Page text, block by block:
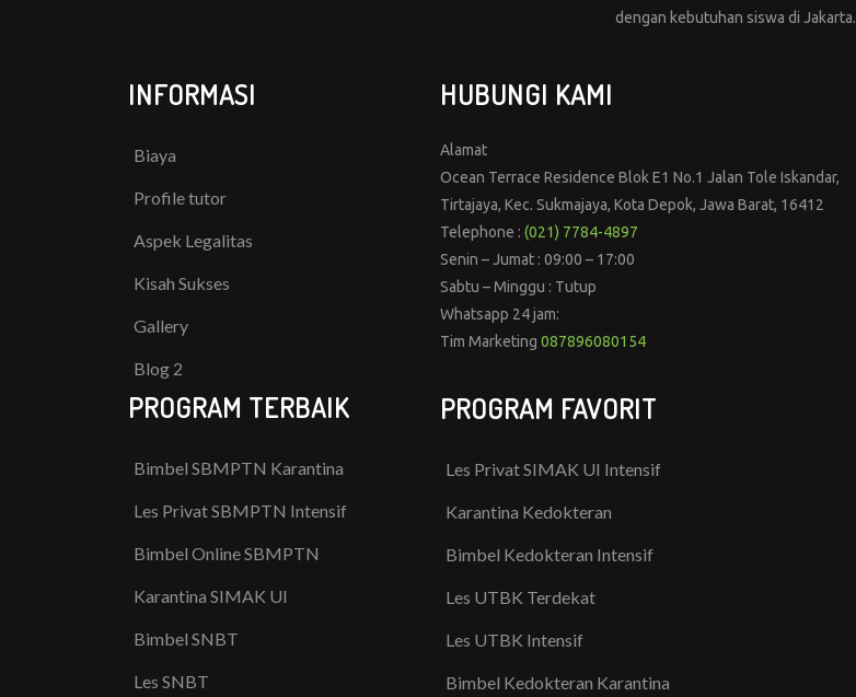
dengan kebutuhan siswa di Jakarta.
INFORMASI
Biaya
Profile tutor
Aspek Legalitas
Kisah Sukses
Gallery
Blog 2
PROGRAM TERBAIK
Bimbel SBMPTN Karantina
Les Privat SBMPTN Intensif
Bimbel Online SBMPTN
Karantina SIMAK UI
Bimbel SNBT
Les SNBT
HUBUNGI KAMI
Alamat
Ocean Terrace Residence Blok E1 No.1 Jalan Tole Iskandar,
Tirtajaya, Kec. Sukmajaya, Kota Depok, Jawa Barat, 16412
Telephone : (021) 7784-4897
Senin – Jumat : 09:00 – 17:00
Sabtu – Minggu : Tutup
Whatsapp 24 jam:
Tim Marketing 087896080154
PROGRAM FAVORIT
Les Privat SIMAK UI Intensif
Karantina Kedokteran
Bimbel Kedokteran Intensif
Les UTBK Terdekat
Les UTBK Intensif
Bimbel Kedokteran Karantina